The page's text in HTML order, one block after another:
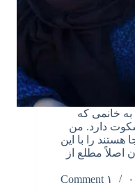
به خانمی که
دارد. من
هستند را با این
اصلاً مطلع از
۱ Comment